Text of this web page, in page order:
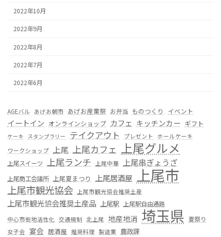
2022年10月
2022年9月
2022年8月
2022年7月
2022年6月
AGEバル あげお朝市 あげお産業祭 お弁当 ものつくり イベント
イートイン オンラインショップ カフェ キッチンカー ギフト
ケーキ スタンプラリー テイクアウト プレゼント
ホールケーキ
ワークショップ 上尾 上尾カフェ 上尾グルメ
上尾スイーツ 上尾ランチ 上尾中華 上尾串ぎょうざ
上尾商工会議所 上尾夏まつり 上尾居酒屋 上尾市
上尾市観光協会 上尾市観光協会推奨土産
上尾市観光協会推奨土産品 上尾駅 上尾駅自由通路
中心市街地活性化 交通規制 北上尾 地産地消 埼玉県 夏祭り
女子会 宴会 居酒屋 推奨料理 製造業 農政課